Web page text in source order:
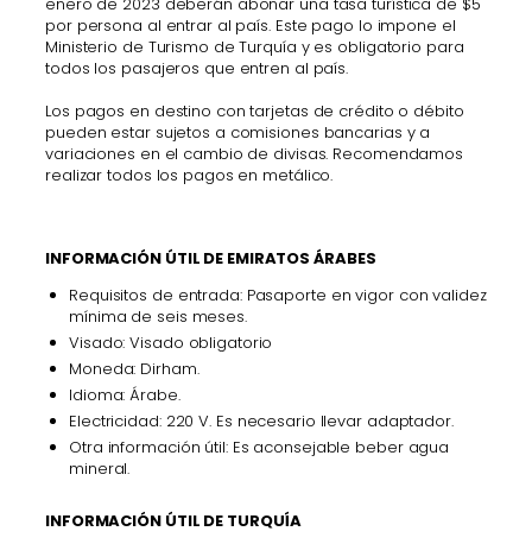
enero de 2023 deberán abonar una tasa turística de $5
por persona al entrar al país. Este pago lo impone el
Ministerio de Turismo de Turquía y es obligatorio para
todos los pasajeros que entren al país.
Los pagos en destino con tarjetas de crédito o débito
pueden estar sujetos a comisiones bancarias y a
variaciones en el cambio de divisas. Recomendamos
realizar todos los pagos en metálico.
INFORMACIÓN ÚTIL DE EMIRATOS ÁRABES
Requisitos de entrada: Pasaporte en vigor con validez
mínima de seis meses.
Visado: Visado obligatorio
Moneda: Dirham.
Idioma: Árabe.
Electricidad: 220 V. Es necesario llevar adaptador.
Otra información útil: Es aconsejable beber agua
mineral.
INFORMACIÓN ÚTIL DE TURQUÍA